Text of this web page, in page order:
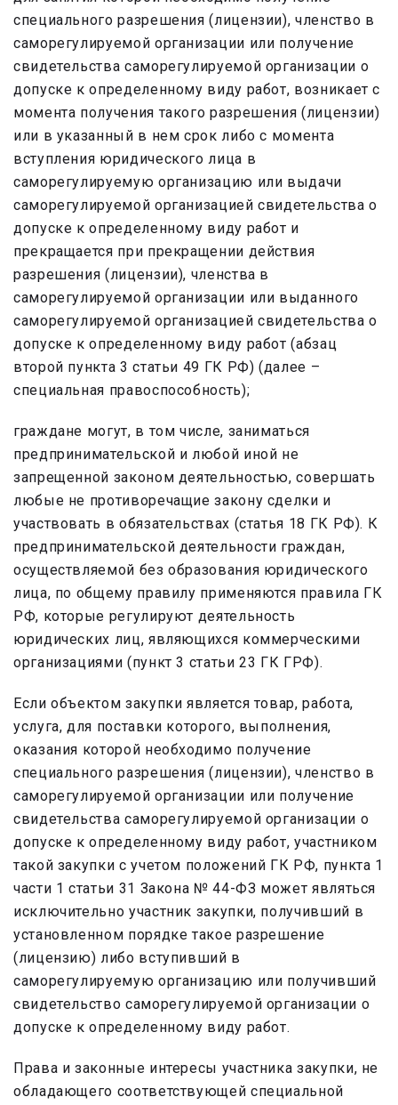
специального разрешения (лицензии), членство в
саморегулируемой организации или получение
свидетельства саморегулируемой организации о
допуске к определенному виду работ, возникает с
момента получения такого разрешения (лицензии)
или в указанный в нем срок либо с момента
вступления юридического лица в
саморегулируемую организацию или выдачи
саморегулируемой организацией свидетельства о
допуске к определенному виду работ и
прекращается при прекращении действия
разрешения (лицензии), членства в
саморегулируемой организации или выданного
саморегулируемой организацией свидетельства о
допуске к определенному виду работ (абзац
второй пункта 3 статьи 49 ГК РФ) (далее –
специальная правоспособность);
граждане могут, в том числе, заниматься
предпринимательской и любой иной не
запрещенной законом деятельностью, совершать
любые не противоречащие закону сделки и
участвовать в обязательствах (статья 18 ГК РФ). К
предпринимательской деятельности граждан,
осуществляемой без образования юридического
лица, по общему правилу применяются правила ГК
РФ, которые регулируют деятельность
юридических лиц, являющихся коммерческими
организациями (пункт 3 статьи 23 ГК ГРФ).
Если объектом закупки является товар, работа,
услуга, для поставки которого, выполнения,
оказания которой необходимо получение
специального разрешения (лицензии), членство в
саморегулируемой организации или получение
свидетельства саморегулируемой организации о
допуске к определенному виду работ, участником
такой закупки с учетом положений ГК РФ, пункта 1
части 1 статьи 31 Закона № 44-ФЗ может являться
исключительно участник закупки, получивший в
установленном порядке такое разрешение
(лицензию) либо вступивший в
саморегулируемую организацию или получивший
свидетельство саморегулируемой организации о
допуске к определенному виду работ.
Права и законные интересы участника закупки, не
обладающего соответствующей специальной